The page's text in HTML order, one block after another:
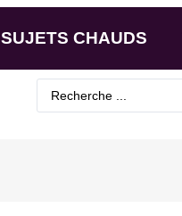
SUJETS CHAUDS